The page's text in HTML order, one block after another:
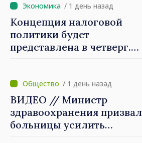
Методология утверждена
правительством
/ 1 день назад
Концепция налоговой
политики будет
представлена в четверг.
на труд, будем
стимулировать
инвестиции, увеличим
налоги на вредные
привычки и очень
/ 1 день назад
ВИДЕО // Министр
здравоохранения призвал
больницы усилить